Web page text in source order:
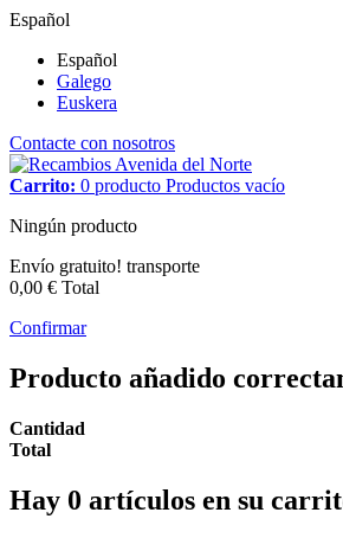
Español
Español
Galego
Euskera
Contacte con nosotros
Carrito: 0 producto Productos vacío
Ningún producto
Envío gratuito! transporte
0,00 € Total
Confirmar
Producto añadido
Cantidad
Total
Hay 0 artículos en su